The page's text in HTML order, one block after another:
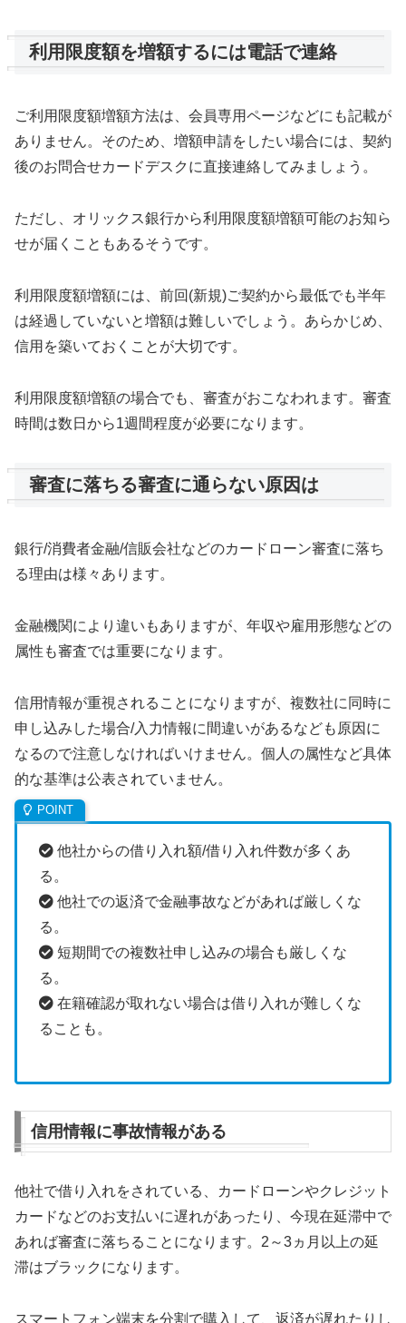
利用限度額を増額するには電話で連絡
ご利用限度額増額方法は、会員専用ページなどにも記載が
ありません。そのため、増額申請をしたい場合には、契約
後のお問合せカードデスクに直接連絡してみましょう。
ただし、オリックス銀行から利用限度額増額可能のお知ら
せが届くこともあるそうです。
利用限度額増額には、前回(新規)ご契約から最低でも半年
は経過していないと増額は難しいでしょう。あらかじめ、
信用を築いておくことが大切です。
利用限度額増額の場合でも、審査がおこなわれます。審査
時間は数日から1週間程度が必要になります。
審査に落ちる審査に通らない原因は
銀行/消費者金融/信販会社などのカードローン審査に落ち
る理由は様々あります。
金融機関により違いもありますが、年収や雇用形態などの
属性も審査では重要になります。
信用情報が重視されることになりますが、複数社に同時に
申し込みした場合/入力情報に間違いがあるなども原因に
なるので注意しなければいけません。個人の属性など具体
的な基準は公表されていません。
他社からの借り入れ額/借り入れ件数が多くあ
る。
他社での返済で金融事故などがあれば厳しくな
る。
短期間での複数社申し込みの場合も厳しくな
る。
在籍確認が取れない場合は借り入れが難しくな
ることも。
信用情報に事故情報がある
他社で借り入れをされている、カードローンやクレジット
カードなどのお支払いに遅れがあったり、今現在延滞中で
あれば審査に落ちることになります。2～3ヵ月以上の延
滞はブラックになります。
スマートフォン端末を分割で購入して、返済が遅れたりし